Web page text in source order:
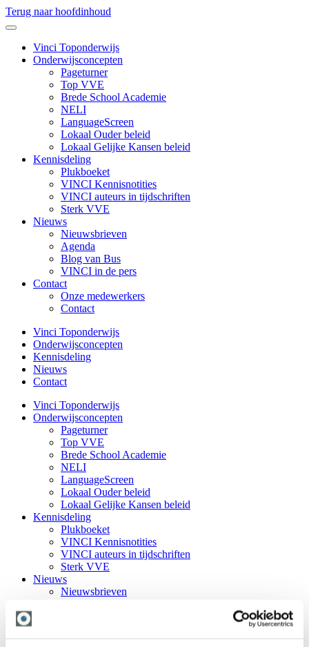
Terug naar hoofdinhoud
Vinci Toponderwijs
Onderwijsconcepten
Pageturner
Top VVE
Brede School Academie
NELI
LanguageScreen
Lokaal Ouder beleid
Lokaal Gelijke Kansen beleid
Kennisdeling
Plukboeket
VINCI Kennisnotities
VINCI auteurs in tijdschriften
Sterk VVE
Nieuws
Nieuwsbrieven
Agenda
Blog van Bus
VINCI in de pers
Contact
Onze medewerkers
Contact
Vinci Toponderwijs
Onderwijsconcepten
Kennisdeling
Nieuws
Contact
Vinci Toponderwijs
Onderwijsconcepten
Pageturner
Top VVE
Brede School Academie
NELI
LanguageScreen
Lokaal Ouder beleid
Lokaal Gelijke Kansen beleid
Kennisdeling
Plukboeket
VINCI Kennisnotities
VINCI auteurs in tijdschriften
Sterk VVE
Nieuws
Nieuwsbrieven